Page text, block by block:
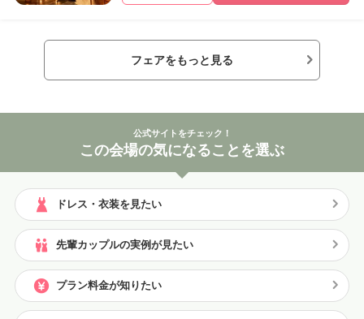
フェアをもっと見る
公式サイトをチェック！
この会場の気になることを選ぶ
ドレス・衣装を見たい
先輩カップルの実例が見たい
プラン料金が知りたい